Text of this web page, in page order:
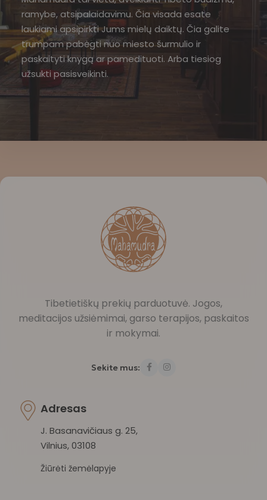
ramybe, atsipalaidavimu. Čia visada esate
laukiami apsipirkti Jums mielų daiktų. Čia galite
trumpam pabėgti nuo miesto šurmulio ir
paskaityti knygą ar pamedituoti. Arba tiesiog
užsukti pasisveikinti.
Tibetietiškų prekių parduotuvė. Jogos,
meditacijos užsiėmimai, garso terapijos, paskaitos
ir mokymai.
Sekite mus:
Adresas
J. Basanavičiaus g. 25,
Vilnius, 03108
Žiūrėti žemėlapyje